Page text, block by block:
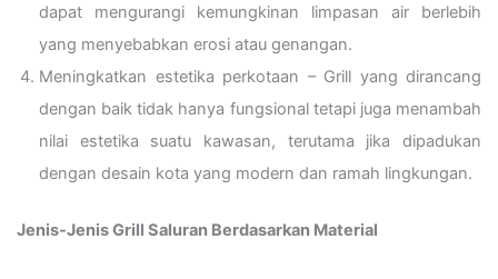
dapat mengurangi kemungkinan limpasan air berlebih
yang menyebabkan erosi atau genangan.
Meningkatkan estetika perkotaan – Grill yang dirancang
dengan baik tidak hanya fungsional tetapi juga menambah
nilai estetika suatu kawasan, terutama jika dipadukan
dengan desain kota yang modern dan ramah lingkungan.
Jenis-Jenis Grill Saluran Berdasarkan Material